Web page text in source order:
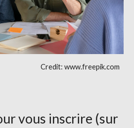
Credit: www.freepik.com
vous inscrire (sur